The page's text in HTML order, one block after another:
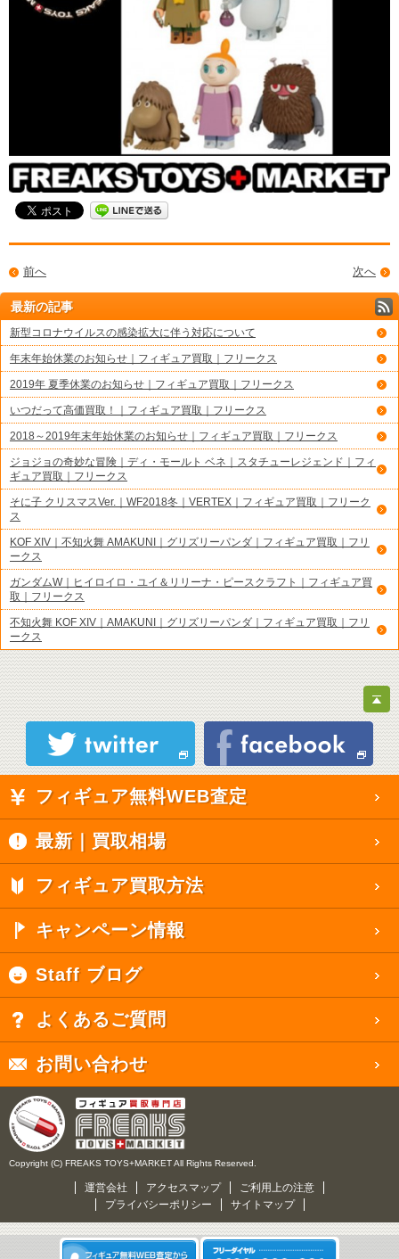
次へ
前へ
最新の記事
新型コロナウイルスの感染拡大に伴う対応について
年末年始休業のお知らせ｜フィギュア買取｜フリークス
2019年 夏季休業のお知らせ｜フィギュア買取｜フリークス
いつだって高価買取！｜フィギュア買取｜フリークス
2018～2019年末年始休業のお知らせ｜フィギュア買取｜フリークス
ジョジョの奇妙な冒険｜ディ・モールト ベネ｜スタチューレジェンド｜フィ
ギュア買取｜フリークス
そに子 クリスマスVer.｜WF2018冬｜VERTEX｜フィギュア買取｜フリーク
ス
KOF XIV｜不知火舞 AMAKUNI｜グリズリーパンダ｜フィギュア買取｜フリ
ークス
ガンダムW｜ヒイロイロ・ユイ＆リリーナ・ピースクラフト｜フィギュア買
取｜フリークス
不知火舞 KOF XIV｜AMAKUNI｜グリズリーパンダ｜フィギュア買取｜フリ
ークス
フィギュア無料WEB査定
最新｜買取相場
フィギュア買取方法
キャンペーン情報
Staff ブログ
よくあるご質問
お問い合わせ
Copyright (C) FREAKS TOYS+MARKET All Rights Reserved.
運営会社 アクセスマップ
ご利用上の注意
プライバシーポリシー
サイトマップ